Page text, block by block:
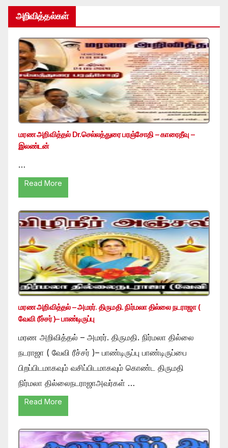
அறிவித்தல்கள்
மரண அறிவித்தல் Dr.செல்லத்துரை பரஞ்சோதி – காரைதீவு –
இலண்டன்
…
Read More
மரண அறிவித்தல் – அமரர். திருமதி. நிர்மலா தில்லை நடராஜா (
வேவி ரீச்சர் )– பாண்டிருப்பு
மரண அறிவித்தல் – அமரர். திருமதி. நிர்மலா தில்லை
நடராஜா ( வேவி ரீச்சர் )– பாண்டிருப்பு பாண்டிருப்பை
பிறப்பிடமாகவும் வசிப்பிடமாகவும் கொண்ட திருமதி
நிர்மலா தில்லைநடராஜாஅவர்கள் …
Read More